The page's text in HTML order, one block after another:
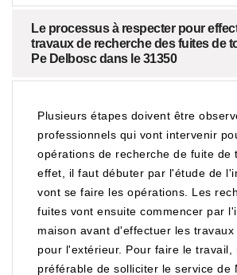
Le processus à respecter pour
travaux de recherche des fuites de
Pe Delbosc dans le 31350
Plusieurs étapes doivent être
professionnels qui vont intervenir
opérations de recherche de fuite de
effet, il faut débuter par l'étude de
vont se faire les opérations. Les
fuites vont ensuite commencer par
maison avant d'effectuer les
pour l'extérieur. Pour faire le travail,
préférable de solliciter le service de